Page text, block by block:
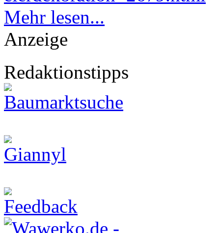
Mehr lesen...
Anzeige
Redaktionstipps